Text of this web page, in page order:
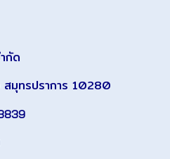
กัด
มุทรปราการ 10280